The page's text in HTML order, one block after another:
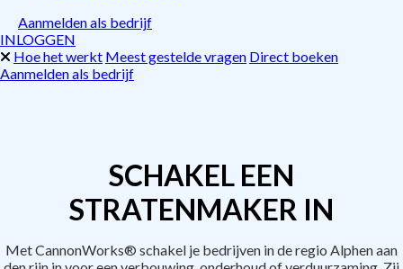
Aanmelden als bedrijf
INLOGGEN
Hoe het werkt Meest gestelde vragen Direct boeken
Aanmelden als bedrijf
SCHAKEL EEN
STRATENMAKER IN
Met CannonWorks® schakel je bedrijven in de regio Alphen aan